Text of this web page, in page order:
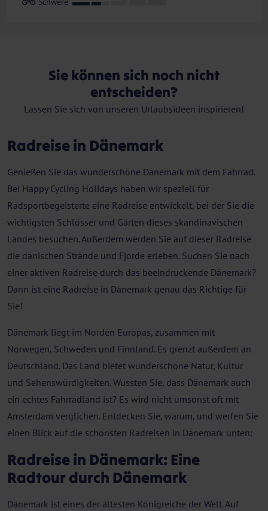
Sie können sich noch nicht
entscheiden?
Lassen Sie sich von unseren Urlaubsideen inspirieren!
Radreise in Dänemark
Genießen Sie das wunderschöne Dänemark mit dem Fahrrad.
Bei Happy Cycling Holidays haben wir speziell für
Radsportbegeisterte eine Radreise entwickelt, bei der Sie die
wichtigsten Schlösser und Gärten dieses skandinavischen
Landes besuchen. Außerdem werden Sie auf dieser Radreise
die dänischen Strände und Fjorde erleben. Suchen Sie nach
einer aktiven Radreise durch das beeindruckende Dänemark?
Dann ist eine Radreise in Dänemark genau das Richtige für
Sie!
Dänemark liegt im Norden Europas, zusammen mit
Norwegen, Schweden und Finnland. Es grenzt außerdem an
Deutschland. Das Land bietet wunderschöne Natur, Kultur
und Sehenswürdigkeiten. Wussten Sie, dass Dänemark auch
ein echtes Fahrradland ist? Es wird nicht umsonst oft mit
Amsterdam verglichen. Entdecken Sie, warum, und werfen Sie
einen Blick auf die schönsten Radreisen in Dänemark unten:
Radreise in Dänemark: Eine
Radtour durch Dänemark
Dänemark ist eines der ältesten Königreiche der Welt. Auf